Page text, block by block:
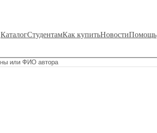
КаталогСтудентамКак купитьНовостиПомощь